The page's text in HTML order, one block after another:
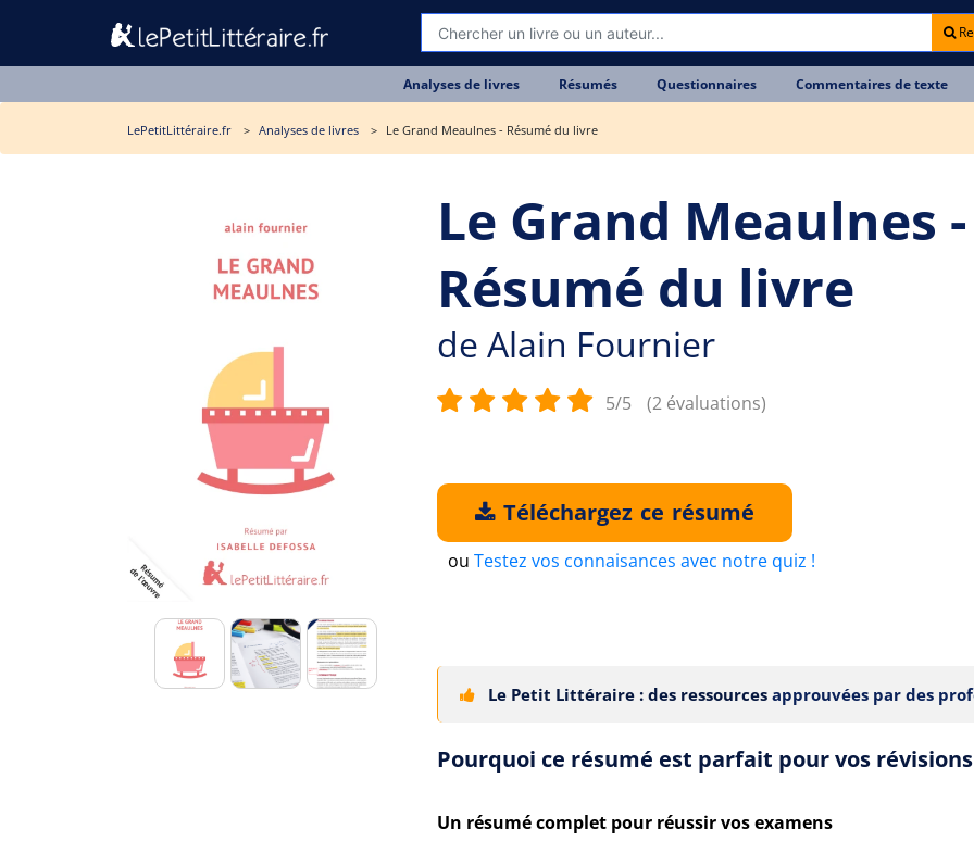
Analyses de livres Résumés Questionnaires Commentaires de texte
LePetitLittéraire.fr Analyses de livres Le Grand Meaulnes - Résumé du livre
Le Grand Meaulnes -
Résumé du livre
de Alain Fournier
5/5 (2 évaluations)
Téléchargez ce résumé
ou Testez vos connaisances avec notre quiz !
Le Petit Littéraire : des ressources approuvées par des
Pourquoi ce résumé est parfait pour vos révisions
Un résumé complet pour réussir vos examens